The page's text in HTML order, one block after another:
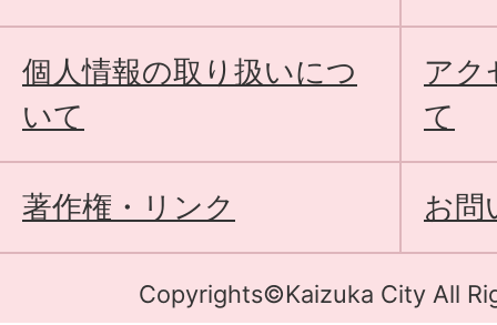
個人情報の取り扱いにつ
いて
アク
て
著作権・リンク お問
Copyrights©Kaizuka City All